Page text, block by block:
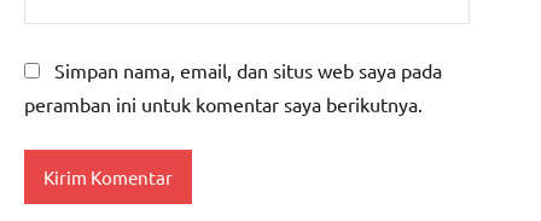
Simpan nama, email, dan situs web saya pada
peramban ini untuk komentar saya berikutnya.